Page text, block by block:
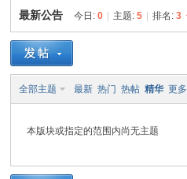
»
最新公告 今日:0 主题:5 排名:3
全部主题 最新 热门 热帖 精华 更多
本版块或指定的范围内尚无主题